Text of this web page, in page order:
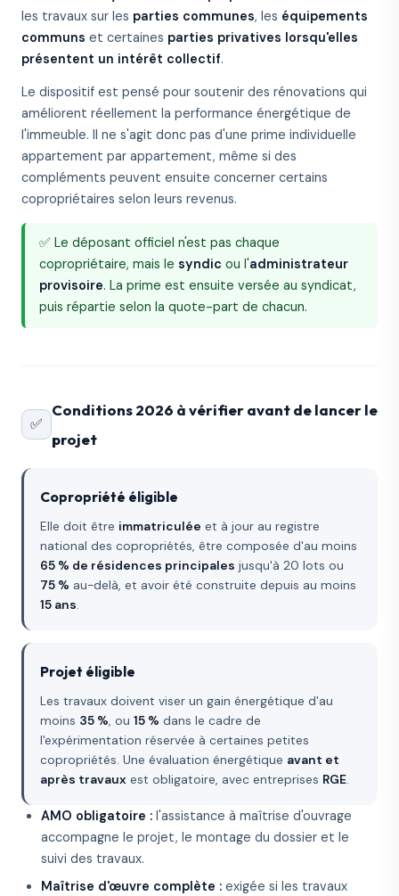
les travaux sur les parties communes, les équipements
communs et certaines parties privatives lorsqu'elles
présentent un intérêt collectif.
Le dispositif est pensé pour soutenir des rénovations qui
améliorent réellement la performance énergétique de
l'immeuble. Il ne s'agit donc pas d'une prime individuelle
appartement par appartement, même si des
compléments peuvent ensuite concerner certains
copropriétaires selon leurs revenus.
✅ Le déposant officiel n'est pas chaque
copropriétaire, mais le syndic ou l'administrateur
provisoire. La prime est ensuite versée au syndicat,
puis répartie selon la quote-part de chacun.
✅
Conditions 2026 à vérifier avant de lancer le
projet
Copropriété éligible
Elle doit être immatriculée et à jour au registre
national des copropriétés, être composée d'au moins
65 % de résidences principales jusqu'à 20 lots ou
75 % au-delà, et avoir été construite depuis au moins
15 ans.
Projet éligible
Les travaux doivent viser un gain énergétique d'au
moins 35 %, ou 15 % dans le cadre de
l'expérimentation réservée à certaines petites
copropriétés. Une évaluation énergétique avant et
après travaux est obligatoire, avec entreprises RGE.
AMO obligatoire : l'assistance à maîtrise d'ouvrage
accompagne le projet, le montage du dossier et le
suivi des travaux.
Maîtrise d'œuvre complète : exigée si les travaux